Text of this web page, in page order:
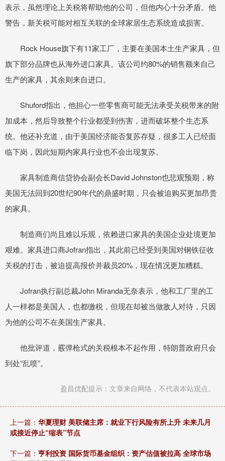
表示，虽然理论上关税将帮助他的公司，但他内心十分矛盾。他
警告，新关税可能对相互关联的全球家居生态系统造成损害。
Rock House旗下有11家工厂，主要在美国本土生产家具，但
旗下部分品牌也从海外进口家具。该公司约80%的销售额来自己
生产的家具，其余则来自进口。
Shuford指出，他担心一些零售商可能无法承受关税带来的附
加成本，然后导致整个行业都受到伤害，进而破坏整个生态系
统。他还补充道，由于美国经济能否复苏存疑，很多工人已经面
临下岗，因此短期内家具行业也不会出现复苏。
家具制造商信贷协会副会长David Johnston也悲观预期，称
美国无法回到20世纪90年代的鼎盛时期，只会被迫购买更加昂贵
的家具。
制造商们尚且难以乐观，依赖进口家具的美国企业处境更加
艰难。家具进口商Jofran指出，其此前已经受到美国对钢铁征收
关税的打击，被迫提高报价并裁员20%，现在情况更加糟糕。
Jofran执行副总裁John Miranda无奈表示，他和工厂里的工
人一样都是美国人，也都缴税，但现在却被当做敌人对待，只因
为他的公司不在美国生产家具。
他批评道，霰弹枪式的关税根本不起作用，特朗普政府只会
到处“乱喷”。
盈昌优配提示：文章来自网络，不代表本站观点。
上一篇： 华夏理财 美联储主席：就业下行风险有所上升 未来几月
或接近停止“缩表”节点
下一篇： 亨利投资 国际货币基金组织：资产估值被拉高 全球市场